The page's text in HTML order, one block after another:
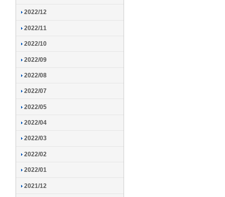
2022/12
2022/11
2022/10
2022/09
2022/08
2022/07
2022/05
2022/04
2022/03
2022/02
2022/01
2021/12